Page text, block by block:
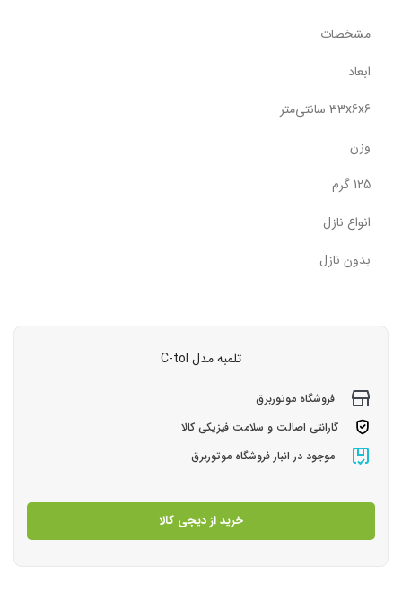
مشخصات
ابعاد
33x6x6 سانتی‌متر
وزن
125 گرم
انواع نازل
بدون نازل
تلمبه مدل C-tol
فروشگاه موتوربرق
گارانتی اصالت و سلامت فیزیکی کالا
موجود در انبار فروشگاه موتوربرق
خرید از دیجی کالا